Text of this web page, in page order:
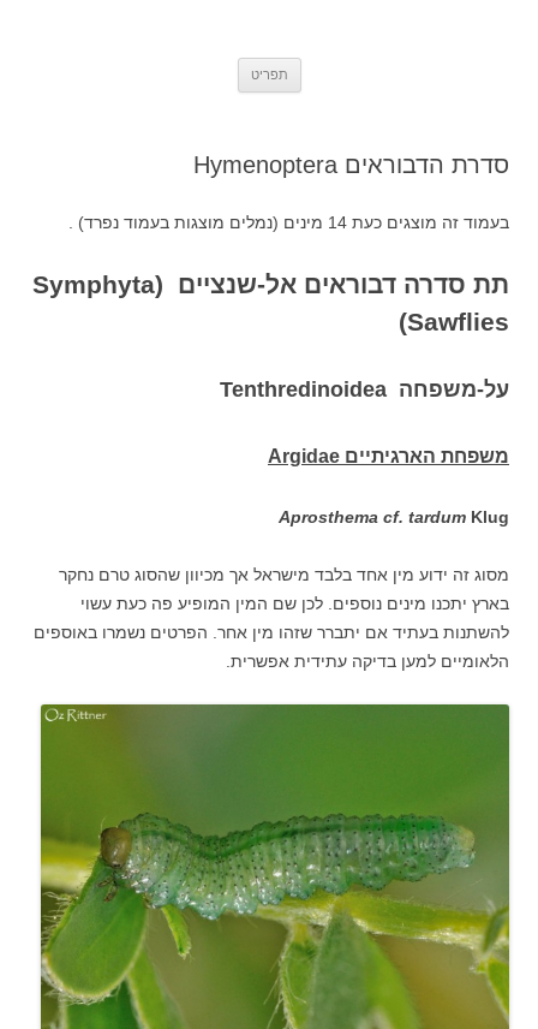
Site
תפריט
סדרת הדבוראים Hymenoptera
בעמוד זה מוצגים כעת 14 מינים (נמלים מוצגות בעמוד נפרד) .
תת סדרה דבוראים אל-שנציים
(Symphyta
(Sawflies
על-משפחה Tenthredinoidea
משפחת הארגיתיים Argidae
Aprosthema cf. tardum Klug
מסוג זה ידוע מין אחד בלבד מישראל אך מכיוון שהסוג טרם נחקר
בארץ יתכנו מינים נוספים. לכן שם המין המופיע פה כעת עשוי
להשתנות בעתיד אם יתברר שזהו מין אחר. הפרטים נשמרו באוספים
הלאומיים למען בדיקה עתידית אפשרית.